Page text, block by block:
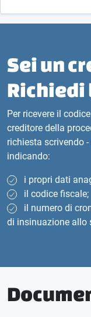
Sei un
Richiedi
Per ricevere il
creditore della
richiesta scrivendo
indicando:
i propri dati
il codice fiscale;
il numero di
di insinuazione allo